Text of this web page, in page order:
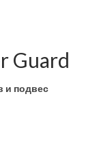
Guard
и подвес